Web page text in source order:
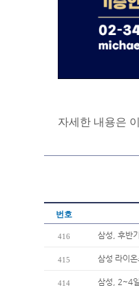
자세한 내용은
번호
416 삼성, 후반
415 삼성 라이
414 삼성, 2~4